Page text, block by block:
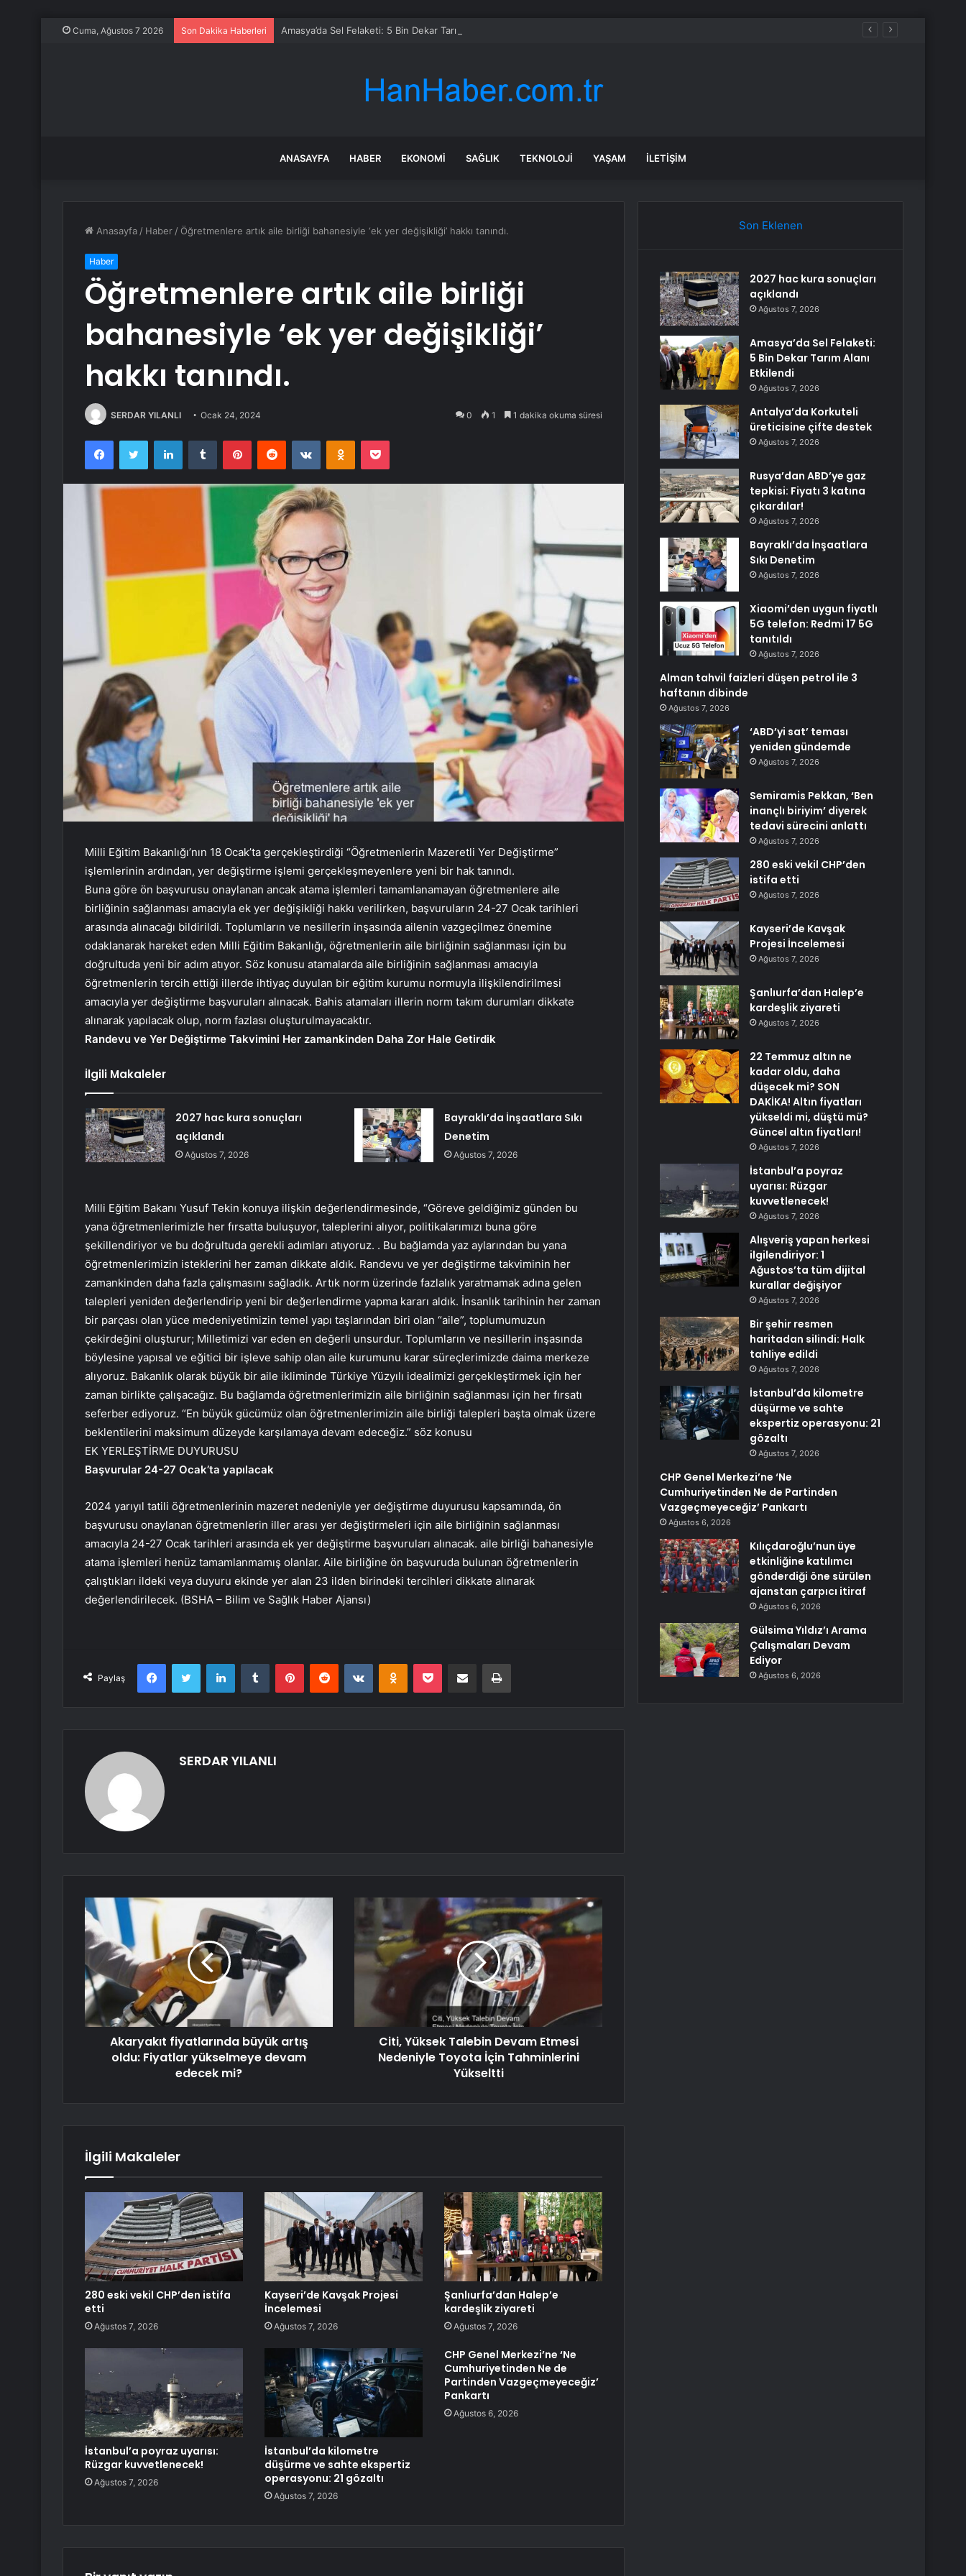
Cuma, Ağustos 7 2026 Son Dakika Haberleri Amasya’da Sel Felaketi: 5 Bin Dekar Tarım Alanı Etkilendi
ANASAYFA HABER EKONOMI SAĞLIK TEKNOLOJI YAŞAM İLETIŞIM
Anasayfa / Haber / Öğretmenlere artık aile birliği bahanesiyle ‘ek yer değişikliği’ hakkı tanındı.
Haber
Öğretmenlere artık aile birliği
bahanesiyle ‘ek yer değişikliği’
hakkı tanındı.
SERDAR YILANLI Ocak 24, 2024 0 1 1 dakika okuma süresi
FacebookTwitter LinkedInTumblr PinterestReddit VKontakteOdnoklassniki
Pocket
Milli Eğitim Bakanlığı’nın 18 Ocak’ta gerçekleştirdiği “Öğretmenlerin Mazeretli Yer Değiştirme”
işlemlerinin ardından, yer değiştirme işlemi gerçekleşmeyenlere yeni bir hak tanındı.
Buna göre ön başvurusu onaylanan ancak atama işlemleri tamamlanamayan öğretmenlere aile
birliğinin sağlanması amacıyla ek yer değişikliği hakkı verilirken, başvuruların 24-27 Ocak tarihleri ​​
arasında alınacağı bildirildi. Toplumların ve nesillerin inşasında ailenin vazgeçilmez önemine
odaklanarak hareket eden Milli Eğitim Bakanlığı, öğretmenlerin aile birliğinin sağlanması için bu
doğrultuda yeni bir adım atıyor. Söz konusu atamalarda aile birliğinin sağlanması amacıyla
öğretmenlerin tercih ettiği illerde ihtiyaç duyulan bir eğitim kurumu normuyla ilişkilendirilmesi
amacıyla yer değiştirme başvuruları alınacak. Bahis atamaları illerin norm takım durumları dikkate
alınarak yapılacak olup, norm fazlası oluşturulmayacaktır.
Randevu ve Yer Değiştirme Takvimini Her zamankinden Daha Zor Hale Getirdik
İlgili Makaleler
2027 hac kura sonuçları
açıklandı
Ağustos 7, 2026
Bayraklı’da İnşaatlara Sıkı
Denetim
Ağustos 7, 2026
Milli Eğitim Bakanı Yusuf Tekin konuya ilişkin değerlendirmesinde, “Göreve geldiğimiz günden bu
yana öğretmenlerimizle her fırsatta buluşuyor, taleplerini alıyor, politikalarımızı buna göre
şekillendiriyor ve bu doğrultuda gerekli adımları atıyoruz. . Bu bağlamda yaz aylarından bu yana
öğretmenlerimizin isteklerini her zaman dikkate aldık. Randevu ve yer değiştirme takviminin her
zamankinden daha fazla çalışmasını sağladık. Artık norm üzerinde fazlalık yaratmamak adına gelen
talepleri yeniden değerlendirip yeni bir değerlendirme yapma kararı aldık. İnsanlık tarihinin her zaman
bir parçası olan yüce medeniyetimizin temel yapı taşlarından biri olan “aile”, toplumumuzun
çekirdeğini oluşturur; Milletimizi var eden en değerli unsurdur. Toplumların ve nesillerin inşasında
böylesine yapısal ve eğitici bir işleve sahip olan aile kurumunu karar süreçlerimizde daima merkeze
alıyoruz. Bakanlık olarak büyük bir aile ikliminde Türkiye Yüzyılı idealimizi gerçekleştirmek için her
zaman birlikte çalışacağız. Bu bağlamda öğretmenlerimizin aile birliğinin sağlanması için her fırsatı
seferber ediyoruz. “En büyük gücümüz olan öğretmenlerimizin aile birliği talepleri başta olmak üzere
beklentilerini maksimum düzeyde karşılamaya devam edeceğiz.” söz konusu
EK YERLEŞTİRME DUYURUSU
Başvurular 24-27 Ocak’ta yapılacak
2024 yarıyıl tatili öğretmenlerinin mazeret nedeniyle yer değiştirme duyurusu kapsamında, ön
başvurusu onaylanan öğretmenlerin iller arası yer değiştirmeleri için aile birliğinin sağlanması
amacıyla 24-27 Ocak tarihleri ​​arasında ek yer değiştirme başvuruları alınacak. aile birliği bahanesiyle
atama işlemleri henüz tamamlanmamış olanlar. Aile birliğine ön başvuruda bulunan öğretmenlerin
çalıştıkları ildeki veya duyuru ekinde yer alan 23 ilden birindeki tercihleri ​​dikkate alınarak
değerlendirilecek. (BSHA – Bilim ve Sağlık Haber Ajansı)
Paylaş
FacebookTwitter LinkedInTumblr PinterestReddit VKontakteOdnoklassniki
Pocket E-Posta ile paylaş Yazdır
SERDAR YILANLI
Akaryakıt fiyatlarında büyük artış
oldu: Fiyatlar yükselmeye devam
edecek mi?
Citi, Yüksek Talebin Devam Etmesi
Nedeniyle Toyota İçin Tahminlerini
Yükseltti
İlgili Makaleler
280 eski vekil CHP’den istifa
etti
Ağustos 7, 2026
Kayseri’de Kavşak Projesi
İncelemesi
Ağustos 7, 2026
Şanlıurfa’dan Halep’e
kardeşlik ziyareti
Ağustos 7, 2026
İstanbul’a poyraz uyarısı:
Rüzgar kuvvetlenecek!
Ağustos 7, 2026
İstanbul’da kilometre
düşürme ve sahte ekspertiz
operasyonu: 21 gözaltı
Ağustos 7, 2026
CHP Genel Merkezi’ne ‘Ne
Cumhuriyetinden Ne de
Partinden Vazgeçmeyeceğiz’
Pankartı
Ağustos 6, 2026
Son Eklenen
2027 hac kura sonuçları
açıklandı
Ağustos 7, 2026
Amasya’da Sel Felaketi:
5 Bin Dekar Tarım Alanı
Etkilendi
Ağustos 7, 2026
Antalya’da Korkuteli
üreticisine çifte destek
Ağustos 7, 2026
Rusya’dan ABD’ye gaz
tepkisi: Fiyatı 3 katına
çıkardılar!
Ağustos 7, 2026
Bayraklı’da İnşaatlara
Sıkı Denetim
Ağustos 7, 2026
Xiaomi’den uygun fiyatlı
5G telefon: Redmi 17 5G
tanıtıldı
Ağustos 7, 2026
Alman tahvil faizleri düşen petrol ile 3
haftanın dibinde
Ağustos 7, 2026
‘ABD’yi sat’ teması
yeniden gündemde
Ağustos 7, 2026
Semiramis Pekkan, ‘Ben
inançlı biriyim’ diyerek
tedavi sürecini anlattı
Ağustos 7, 2026
280 eski vekil CHP’den
istifa etti
Ağustos 7, 2026
Kayseri’de Kavşak
Projesi İncelemesi
Ağustos 7, 2026
Şanlıurfa’dan Halep’e
kardeşlik ziyareti
Ağustos 7, 2026
22 Temmuz altın ne
kadar oldu, daha
düşecek mi? SON
DAKİKA! Altın fiyatları
yükseldi mi, düştü mü?
Güncel altın fiyatları!
Ağustos 7, 2026
İstanbul’a poyraz
uyarısı: Rüzgar
kuvvetlenecek!
Ağustos 7, 2026
Alışveriş yapan herkesi
ilgilendiriyor: 1
Ağustos’ta tüm dijital
kurallar değişiyor
Ağustos 7, 2026
Bir şehir resmen
haritadan silindi: Halk
tahliye edildi
Ağustos 7, 2026
İstanbul’da kilometre
düşürme ve sahte
ekspertiz operasyonu: 21
gözaltı
Ağustos 7, 2026
CHP Genel Merkezi’ne ‘Ne
Cumhuriyetinden Ne de Partinden
Vazgeçmeyeceğiz’ Pankartı
Ağustos 6, 2026
Kılıçdaroğlu’nun üye
etkinliğine katılımcı
gönderdiği öne sürülen
ajanstan çarpıcı itiraf
Ağustos 6, 2026
Gülsima Yıldız’ı Arama
Çalışmaları Devam
Ediyor
Ağustos 6, 2026